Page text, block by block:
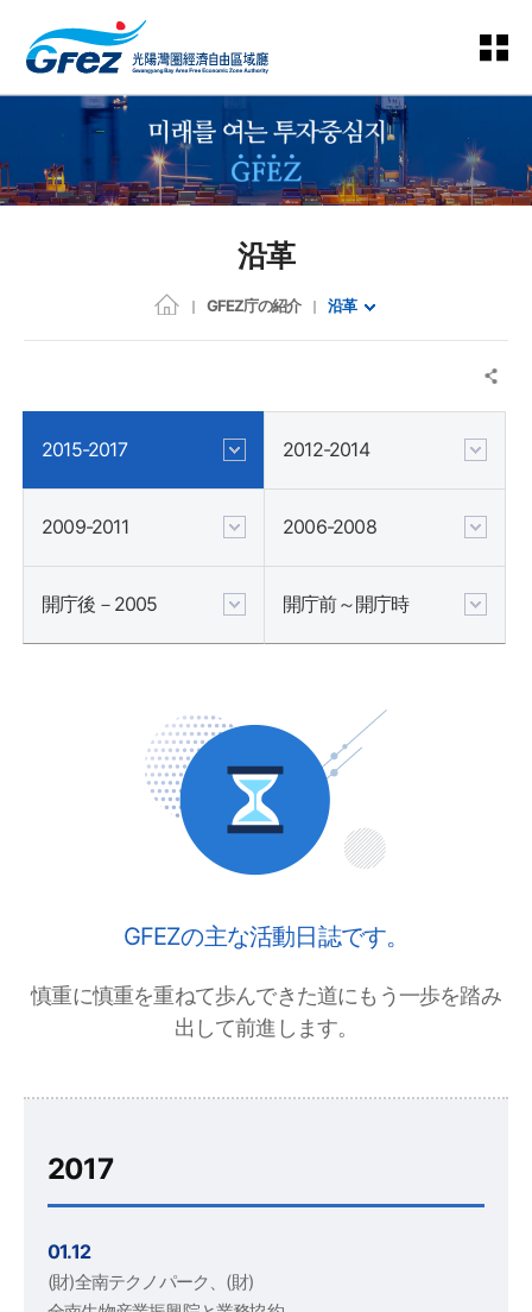
沿革
GFEZ庁の紹介 沿革
2015-2017 2012-2014
2009-2011 2006-2008
開庁後－2005 開庁前～開庁時
GFEZの主な活動日誌です。
慎重に慎重を重ねて歩んできた道にもう一歩を踏み
出して前進します。
2017
01.12
(財)全南テクノパーク、(財)